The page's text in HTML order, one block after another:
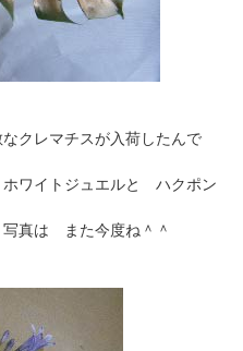
クレマチスが入荷したんで
ワイトジュエルと ハクポン
真は また今度ね＾＾